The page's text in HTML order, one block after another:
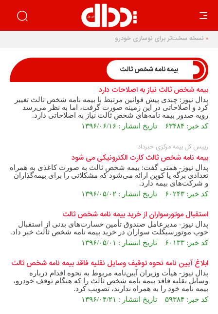
بیمه نامه شخص ثالث
بیمه شخص ثالث نیاز به اصلاحات دارد
پدال نیوز: چندی پیش قوانین مرتبط با بیمه نامه شخص ثالث تغییر
کرد و اصلاحاتی در این زمینه صورت گرفت، اما به نظر می‌رسد
رویه صدور بیمه نامه‌های شخص ثالث نیاز به اصلاحاتی دارد.
کد خبر: ۶۳۴۸۴ تاریخ انتشار : ۱۳۹۶/۰۶/۱۶
رییس کل بیمه مرکزی خبرداد:
بیمه نامه شخص ثالث کارت الکترونیکی می شود
پدال نیوز- همتی گفت: بیمه شخص ثالث به صورت کاغذی به همراه
تعدادی برگه یا کوپن ارائه می‌شود که مشکلاتی را برای بیمه‌گذاران
و شرکت‌های بیمه دارد.
کد خبر: ۶۰۲۴۳ تاریخ انتشار : ۱۳۹۶/۰۵/۰۲
استقبال موتورسواران از خرید بیمه نامه شخص ثالث
پدال نیوز- مدیرعامل صندوق تأمین خسارت‌های بدنی از استقبال
خوب موتورسیکلت سواران در خرید بیمه نامه شخص ثالث خبر داد.
کد خبر: ۶۰۱۳۳ تاریخ انتشار : ۱۳۹۶/۰۵/۰۱
ابلاغ آیین نامه نحوه توقیف وسایل نقلیه فاقد بیمه نامه شخص ثالث
پدال نیوز- هیأت وزیران آیین‌‌نامه مربوط به نحوه اقدام درباره
وسایل نقلیه فاقد بیمه‌ نامه شخص ثالث را که هنگام توقف خودرو،
بیمه‌ نامه خود را به همراه ندارند، تصویب کرد.
کد خبر: ۵۹۳۸۴ تاریخ انتشار : ۱۳۹۶/۰۴/۲۱